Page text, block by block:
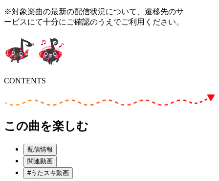
※対象楽曲の最新の配信状況について、遷移先のサ
ービスにて十分にご確認のうえでご利用ください。
CONTENTS
この曲を楽しむ
配信情報
関連動画
#うたスキ動画